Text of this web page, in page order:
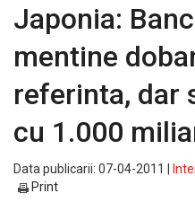
Japonia:
mentine
referinta, dar
cu 1.000
Data publicarii: 07-04-2011 |
Print